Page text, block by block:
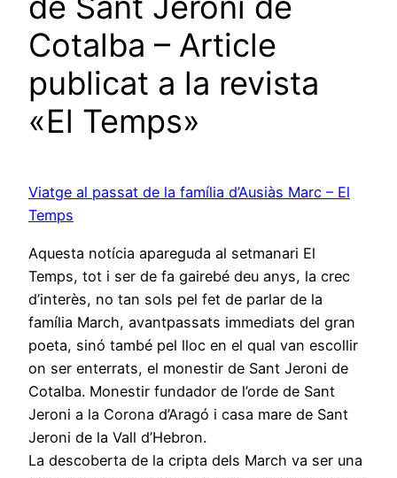
Cotalba – Article
publicat a la revista
«El Temps»
Viatge al passat de la família d’Ausiàs Marc – El
Temps
Aquesta notícia apareguda al setmanari El
Temps, tot i ser de fa gairebé deu anys, la crec
d’interès, no tan sols pel fet de parlar de la
família March, avantpassats immediats del gran
poeta, sinó també pel lloc en el qual van escollir
on ser enterrats, el monestir de Sant Jeroni de
Cotalba. Monestir fundador de l’orde de Sant
Jeroni a la Corona d’Aragó i casa mare de Sant
Jeroni de la Vall d’Hebron.
La descoberta de la cripta dels March va ser una